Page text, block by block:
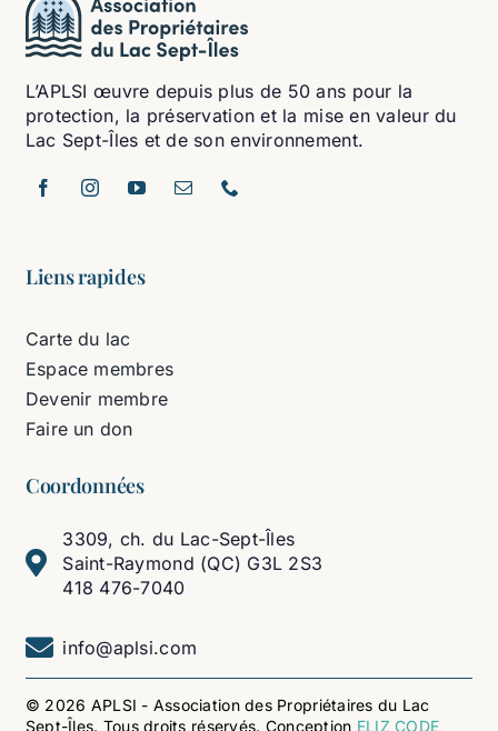
L’APLSI œuvre depuis plus de 50 ans pour la
protection, la préservation et la mise en valeur du
Lac Sept-Îles et de son environnement.
Liens rapides
Carte du lac
Espace membres
Devenir membre
Faire un don
Coordonnées
3309, ch. du Lac-Sept-Îles
Saint-Raymond (QC) G3L 2S3
418 476-7040
info@aplsi.com
© 2026 APLSI - Association des Propriétaires du Lac
Sept-Îles. Tous droits réservés. Conception ELIZ CODE